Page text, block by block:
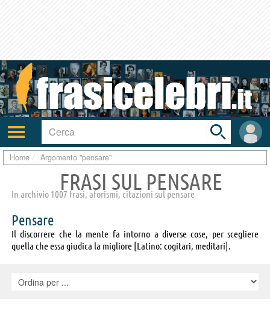
Attiva/disattiva
navigazione
User
area
Toggle
search
bar
Home Argomento "pensare"
FRASI SUL PENSARE
In archivio 1007 frasi, aforismi, citazioni sul pensare
Pensare
Il discorrere che la mente fa intorno a diverse cose, per scegliere
quella che essa giudica la migliore [Latino: cogitari, meditari].